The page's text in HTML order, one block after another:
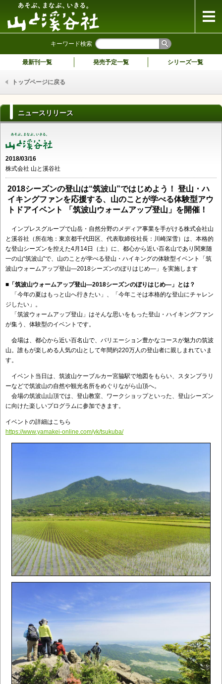
キーワード検索
最新刊一覧 発売予定一覧 シリーズ一覧
トップページに戻る
ニュースリリース
2018/03/16
株式会社 山と溪谷社
2018シーズンの登山は“筑波山”ではじめよう！ 登山・ハ
イキングファンを応援する、山のことが学べる体験型アウ
トドアイベント 「筑波山ウォームアップ登山」を開催！
インプレスグループで山岳・自然分野のメディア事業を手がける株式会社山
と溪谷社（所在地：東京都千代田区、代表取締役社長：川崎深雪）は、本格的
な登山シーズンを控えた4月14日（土）に、都心から近い百名山であり関東随
一の山“筑波山”で、山のことが学べる登山・ハイキングの体験型イベント「筑
波山ウォームアップ登山―2018シーズンのぼりはじめ―」を実施します
■ 「筑波山ウォームアップ登山―2018シーズンのぼりはじめ―」とは？
「今年の夏はもっと山へ行きたい」、「今年こそは本格的な登山にチャレン
ジしたい」。
「筑波ウォームアップ登山」はそんな思いをもった登山・ハイキングファン
が集う、体験型のイベントです。
会場は、都心から近い百名山で、バリエーション豊かなコースが魅力の筑波
山。誰もが楽しめる人気の山として年間約220万人の登山者に親しまれていま
す。
イベント当日は、筑波山ケーブルカー宮脇駅で地図をもらい、スタンプラリ
ーなどで筑波山の自然や観光名所をめぐりながら山頂へ。
会場の筑波山山頂では、登山教室、ワークショップといった、登山シーズン
に向けた楽しいプログラムに参加できます。
イベントの詳細はこちら
https://www.yamakei-online.com/yk/tsukuba/